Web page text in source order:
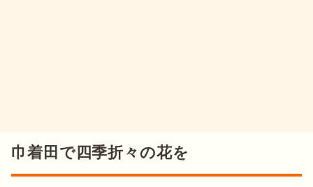
巾着田で四季折々の花を